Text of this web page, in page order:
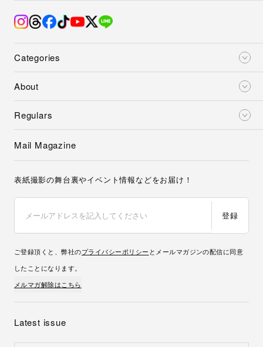
Categories
About
Regulars
Mail Magazine
表紙撮影の舞台裏やイベント情報などをお届け！
登録
ご登録頂くと、弊社のプライバシーポリシー とメールマガジンの配信に同意
したことになります。
メルマガ解除はこちら
Latest issue